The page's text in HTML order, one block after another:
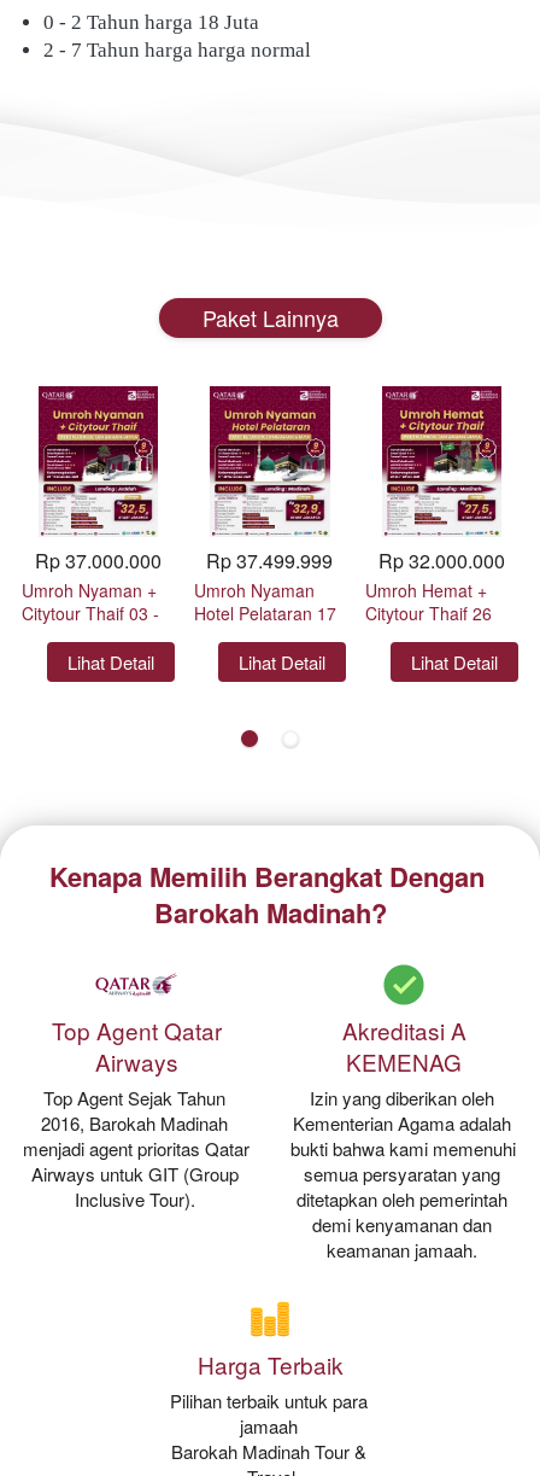
0 - 2 Tahun harga 18 Juta
2 - 7 Tahun harga harga normal
Paket Lainnya
Rp 37.000.000
Umroh Nyaman +
Citytour Thaif 03 -
by Qatar Airways
`Lihat Detail
Rp 37.499.999
Umroh Nyaman
Hotel Pelataran 17
2026 by Qatar
Airways
`Lihat Detail
Rp 32.000.000
Umroh Hemat +
Citytour Thaif 26
November 2026 by
Qatar Airways
`Lihat Detail
Kenapa Memilih Berangkat Dengan
Barokah Madinah?
Top Agent Qatar
Airways
Top Agent Sejak Tahun
2016, Barokah Madinah
menjadi agent prioritas Qatar
Airways untuk GIT (Group
Inclusive Tour).
Akreditasi A
KEMENAG
Izin yang diberikan oleh
Kementerian Agama adalah
bukti bahwa kami memenuhi
semua persyaratan yang
ditetapkan oleh pemerintah
demi kenyamanan dan
keamanan jamaah.
Harga Terbaik
Pilihan terbaik untuk para
jamaah
Barokah Madinah Tour &